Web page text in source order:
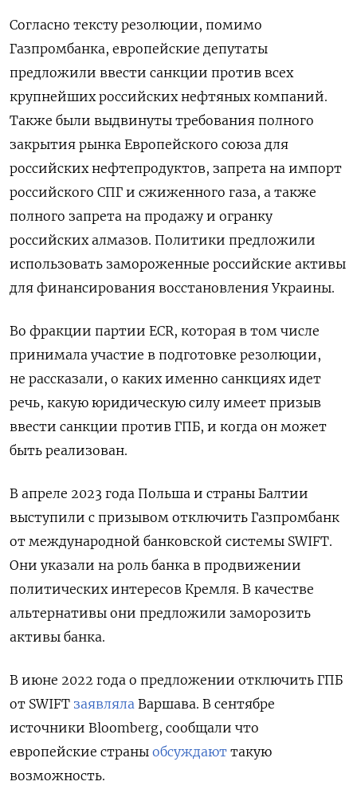
Согласно тексту резолюции, помимо
Газпромбанка, европейские депутаты
предложили ввести санкции против всех
крупнейших российских нефтяных компаний.
Также были выдвинуты требования полного
закрытия рынка Европейского союза для
российских нефтепродуктов, запрета на импорт
российского СПГ и сжиженного газа, а также
полного запрета на продажу и огранку
российских алмазов. Политики предложили
использовать замороженные российские активы
для финансирования восстановления Украины.
Во фракции партии ECR, которая в том числе
принимала участие в подготовке резолюции,
не рассказали, о каких именно санкциях идет
речь, какую юридическую силу имеет призыв
ввести санкции против ГПБ, и когда он может
быть реализован.
В апреле 2023 года Польша и страны Балтии
выступили с призывом отключить Газпромбанк
от международной банковской системы SWIFT.
Они указали на роль банка в продвижении
политических интересов Кремля. В качестве
альтернативы они предложили заморозить
активы банка.
В июне 2022 года о предложении отключить ГПБ
от SWIFT заявляла Варшава. В сентябре
источники Bloomberg, сообщали что
европейские страны обсуждают такую
возможность.